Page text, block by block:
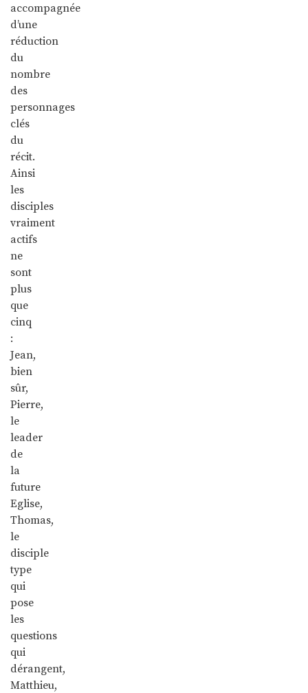
accompagnée
d’une
réduction
du
nombre
des
personnages
clés
du
récit.
Ainsi
les
disciples
vraiment
actifs
ne
sont
plus
que
cinq
:
Jean,
bien
sûr,
Pierre,
le
leader
de
la
future
Eglise,
Thomas,
le
disciple
type
qui
pose
les
questions
qui
dérangent,
Matthieu,